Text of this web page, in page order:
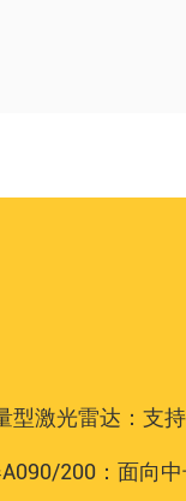
型激光雷达：支
200：面向中